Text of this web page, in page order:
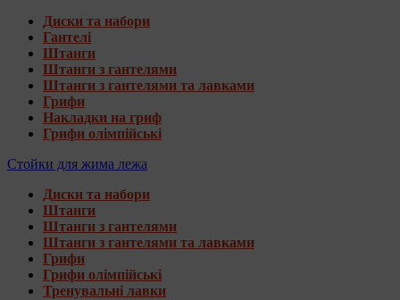
Диски та набори
Гантелі
Штанги
Штанги з гантелями
Штанги з гантелями та лавками
Грифи
Накладки на гриф
Грифи олімпійські
Стойки для жима лежа
Диски та набори
Штанги
Штанги з гантелями
Штанги з гантелями та лавками
Грифи
Грифи олімпійські
Тренувальні лавки